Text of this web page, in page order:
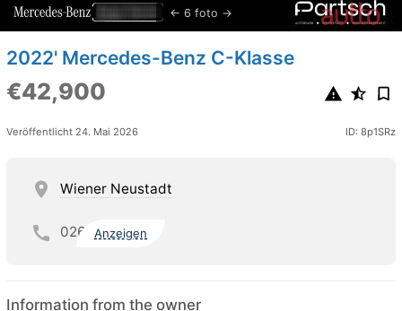
6 foto
2022' Mercedes-Benz C-Klasse
€42,900
Veröffentlicht 24. Mai 2026 ID: 8p1SRz
Wiener Neustadt
026 Anzeigen
Information from the owner